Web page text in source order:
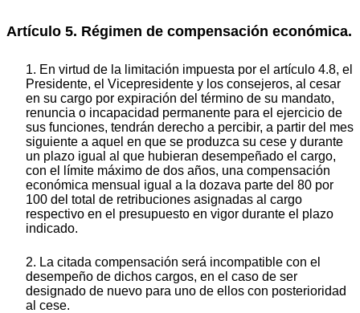
Artículo 5. Régimen de compensación económica.
1. En virtud de la limitación impuesta por el artículo 4.8, el
Presidente, el Vicepresidente y los consejeros, al cesar
en su cargo por expiración del término de su mandato,
renuncia o incapacidad permanente para el ejercicio de
sus funciones, tendrán derecho a percibir, a partir del mes
siguiente a aquel en que se produzca su cese y durante
un plazo igual al que hubieran desempeñado el cargo,
con el límite máximo de dos años, una compensación
económica mensual igual a la dozava parte del 80 por
100 del total de retribuciones asignadas al cargo
respectivo en el presupuesto en vigor durante el plazo
indicado.
2. La citada compensación será incompatible con el
desempeño de dichos cargos, en el caso de ser
designado de nuevo para uno de ellos con posterioridad
al cese.